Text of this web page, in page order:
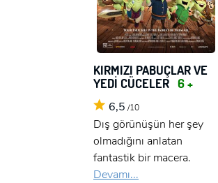
KIRMIZI PABUÇLAR VE
YEDİ CÜCELER 6 +
6,5 /10
Dış görünüşün her şey
olmadığını anlatan
fantastik bir macera.
Devamı...